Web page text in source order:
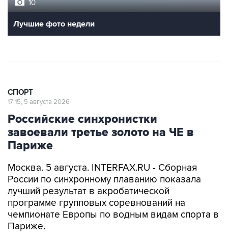
10
Лучшие фото недели
СПОРТ
17:15, 5 августа 2026
Российские синхронистки
завоевали третье золото на ЧЕ в
Париже
Москва. 5 августа. INTERFAX.RU - Сборная
России по синхронному плаванию показала
лучший результат в акробатической
программе групповых соревнований на
чемпионате Европы по водным видам спорта в
Париже.